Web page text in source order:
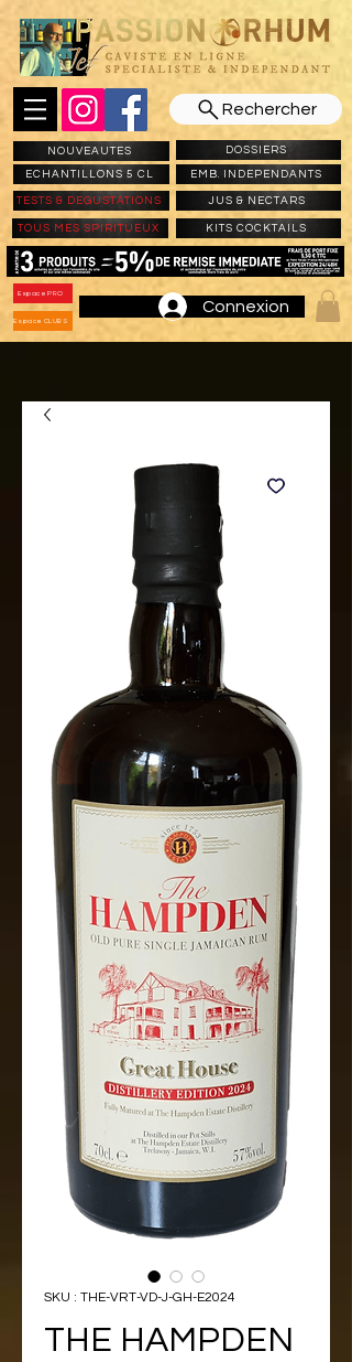
Rechercher
NOUVEAUTES
ECHANTILLONS 5 CL
DOSSIERS
EMB. INDEPENDANTS
TESTS & DEGUSTATIONS JUS & NECTARS
TOUS MES SPIRITUEUX KITS COCKTAILS
Espace PRO
Espace CLUBS
Connexion
SKU : THE-VRT-VD-J-GH-E2024
THE HAMPDEN